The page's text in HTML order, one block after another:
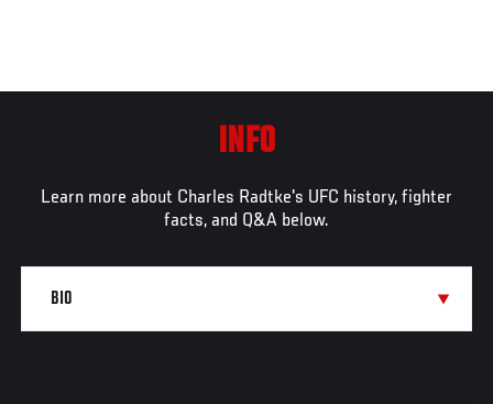
INFO
Learn more about Charles Radtke's UFC history, fighter
facts, and Q&A below.